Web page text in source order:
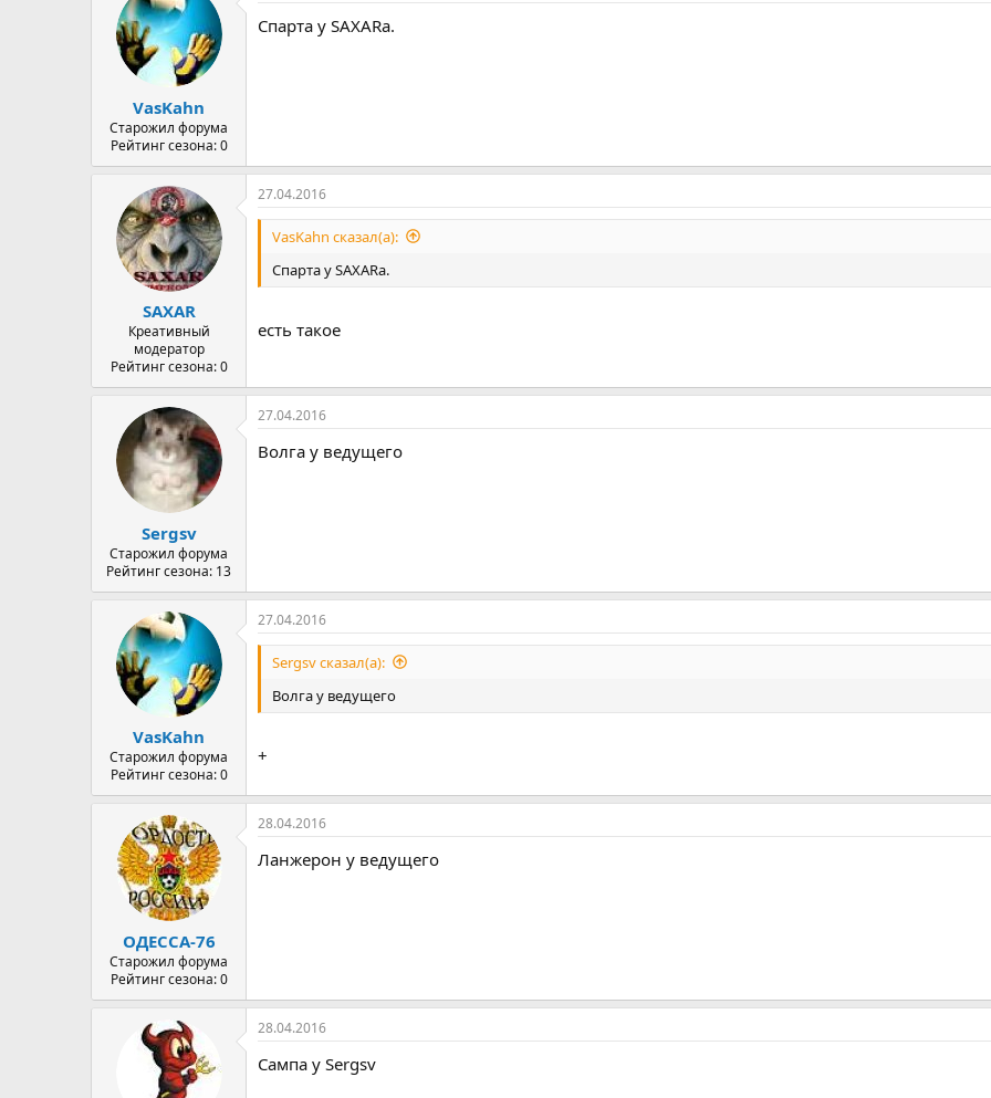
VasKahn
Старожил форума
Рейтинг сезона: 0
Спарта у SAXARа.
SAXAR
Креативный
модератор
Рейтинг сезона: 0
27.04.2016
VasKahn сказал(а):
Спарта у SAXARа.
есть такое
Sergsv
Старожил форума
Рейтинг сезона: 13
27.04.2016
Волга у ведущего
VasKahn
Старожил форума
Рейтинг сезона: 0
27.04.2016
Sergsv сказал(а):
Волга у ведущего
+
ОДЕССА-76
Старожил форума
Рейтинг сезона: 0
28.04.2016
Ланжерон у ведущего
28.04.2016
Сампа у Sergsv